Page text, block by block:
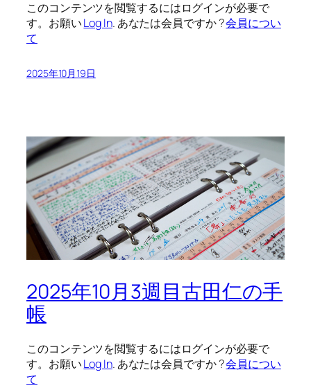
このコンテンツを閲覧するにはログインが必要で
す。お願いLog In. あなたは会員ですか ?会員につい
て
2025年10月19日
2025年10月3週目古田仁の手
帳
このコンテンツを閲覧するにはログインが必要で
す。お願いLog In. あなたは会員ですか ?会員につい
て